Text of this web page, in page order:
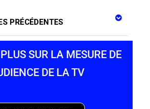
PRÉCÉDENTES
SUR LA MESURE DE
DE LA TV